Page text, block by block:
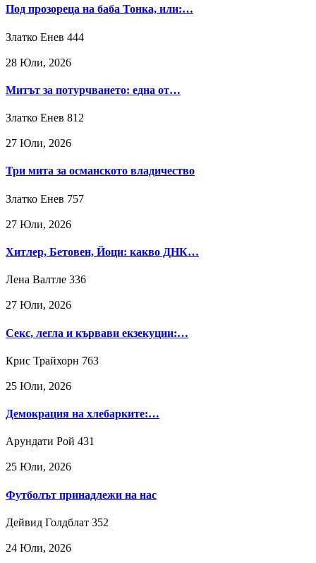
Под прозореца на баба Тонка, или:…
Златко Енев 444
28 Юли, 2026
Митът за потурчването: една от…
Златко Енев 812
27 Юли, 2026
Три мита за османското владичество
Златко Енев 757
27 Юли, 2026
Хитлер, Бетовен, Йоци: какво ДНК…
Лена Валтле 336
27 Юли, 2026
Секс, легла и кървави екзекуции:…
Крис Трайхорн 763
25 Юли, 2026
Демокрация на хлебарките:…
Арундати Рой 431
25 Юли, 2026
Футболът принадлежи на нас
Дейвид Голдблат 352
24 Юли, 2026